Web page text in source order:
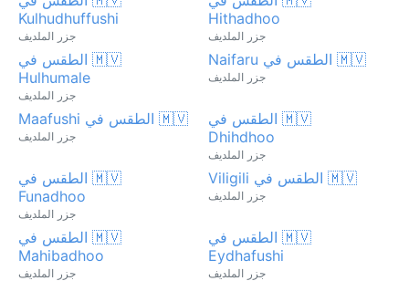
Hithadhoo
جزر الملديف
Kulhudhuffushi
جزر الملديف
🇲🇻 الطقس في Naifaru
جزر الملديف
🇲🇻 الطقس في
Hulhumale
جزر الملديف
🇲🇻 الطقس في
Dhihdhoo
جزر الملديف
🇲🇻 الطقس في Maafushi
جزر الملديف
🇲🇻 الطقس في Viligili
جزر الملديف
🇲🇻 الطقس في
Funadhoo
جزر الملديف
🇲🇻 الطقس في
Eydhafushi
جزر الملديف
🇲🇻 الطقس في
Mahibadhoo
جزر الملديف